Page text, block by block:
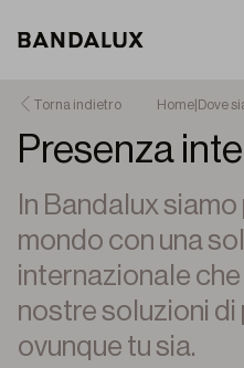
Torna indietro Home Dove
Presenza
In Bandalux
mondo con una
internazionale
nostre soluzioni
ovunque tu sia.